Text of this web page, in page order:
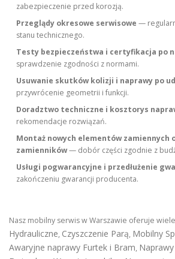
zabezpieczenie przed korozją.
Przeglądy okresowe serwisowe —
stanu technicznego.
Testy bezpieczeństwa i certyfikacja po
sprawdzenie zgodności z normami.
Usuwanie skutków kolizji i naprawy po
przywrócenie geometrii i funkcji.
Doradztwo techniczne i kosztorys
rekomendacje rozwiązań.
Montaż nowych elementów zamiennych
zamienników— dobór części zgodnie z
Usługi pogwarancyjne i przedłużenie
zakończeniu gwarancji producenta.
Nasz mobilny serwis w Warszawie oferuje wiele
Hydrauliczne, Czyszczenie Parą, Mobilny
Awaryjne naprawy Furtek i Bram,